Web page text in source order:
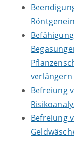
verlängern
Befreiung
Befreiung